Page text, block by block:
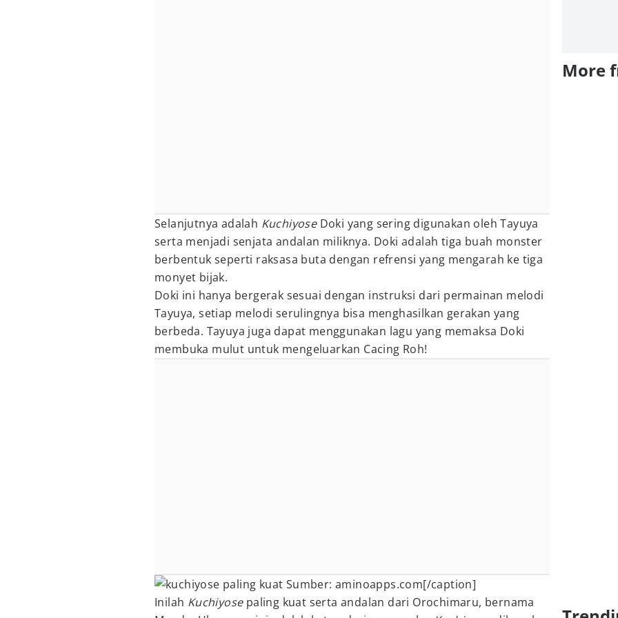
Selanjutnya adalah KuchiyoseDoki yang sering digunakan oleh Tayuya
serta menjadi senjata andalan miliknya. Doki adalah tiga buah monster
berbentuk seperti raksasa buta dengan refrensi yang mengarah ke tiga
monyet bijak.
Doki ini hanya bergerak sesuai dengan instruksi dari permainan melodi
Tayuya, setiap melodi serulingnya bisa menghasilkan gerakan yang
berbeda. Tayuya juga dapat menggunakan lagu yang memaksa Doki
membuka mulut untuk mengeluarkan Cacing Roh!
Sumber: aminoapps.com[/caption]
Inilah Kuchiyosepaling kuat serta andalan dari Orochimaru, bernama
More